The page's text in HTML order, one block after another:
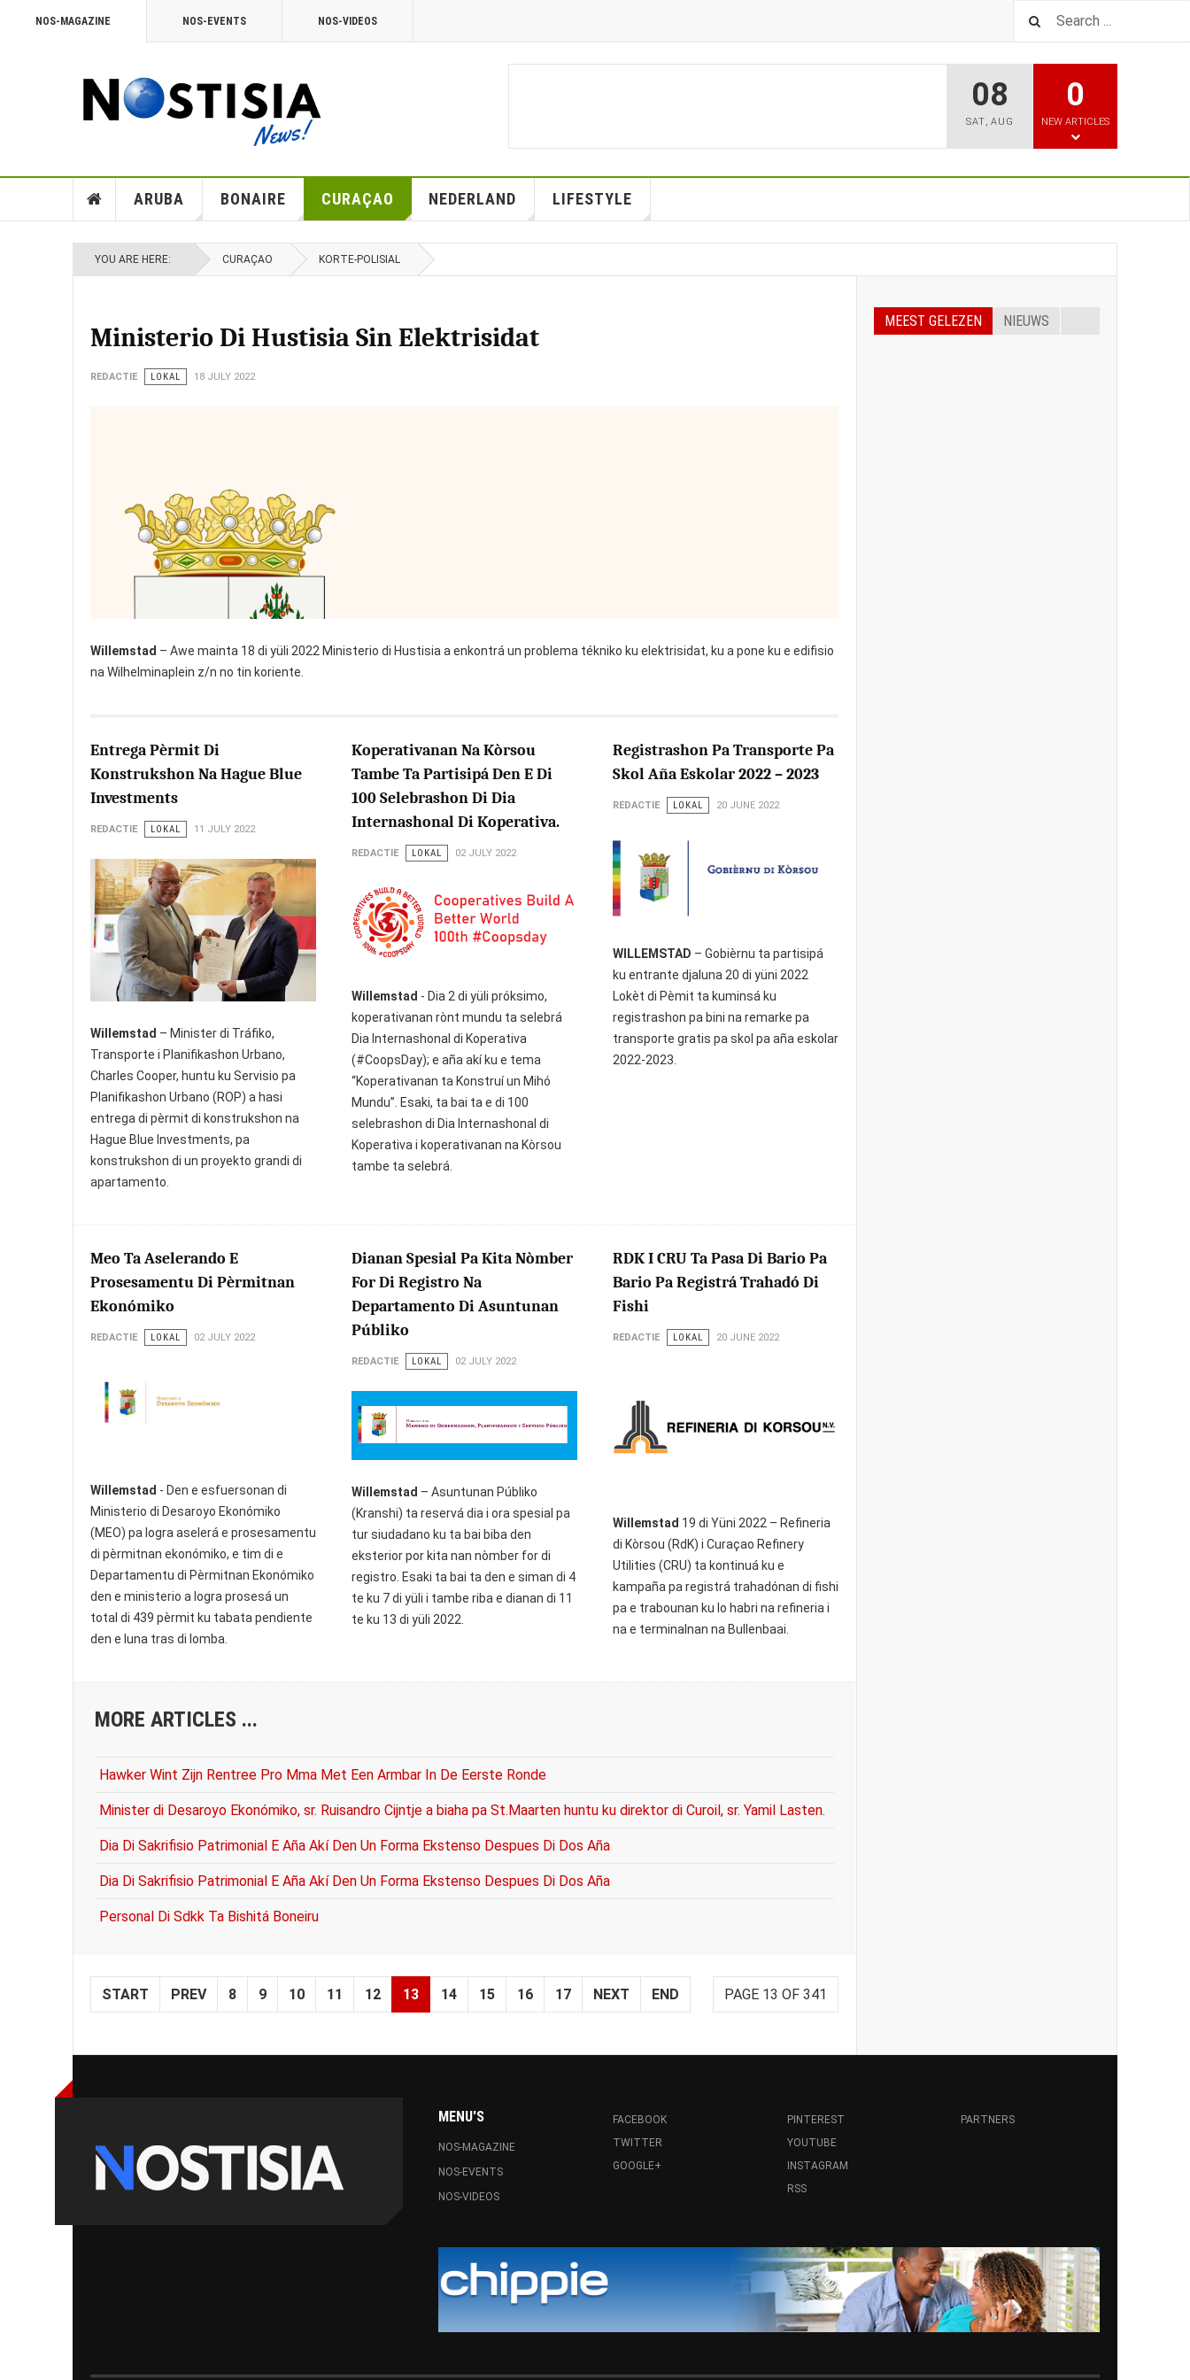
NOS-MAGAZINE NOS-EVENTS NOS-VIDEOS
08
SAT, AUG
0
NEW ARTICLES
ARUBA BONAIRE CURAÇAO NEDERLAND LIFESTYLE
YOU ARE HERE: CURAÇAO KORTE-POLISIAL
Ministerio Di Hustisia Sin Elektrisidat
REDACTIE LOKAL 18 JULY 2022
Willemstad – Awe mainta 18 di yüli 2022 Ministerio di Hustisia a enkontrá un problema tékniko ku elektrisidat, ku a pone ku e edifisio
na Wilhelminaplein z/n no tin koriente.
Entrega Pèrmit Di
Konstrukshon Na Hague Blue
Investments
REDACTIE LOKAL 11 JULY 2022
Willemstad – Minister di Tráfiko,
Transporte i Planifikashon Urbano,
Charles Cooper, huntu ku Servisio pa
Planifikashon Urbano (ROP) a hasi
entrega di pèrmit di konstrukshon na
Hague Blue Investments, pa
konstrukshon di un proyekto grandi di
apartamento.
Koperativanan Na Kòrsou
Tambe Ta Partisipá Den E Di
100 Selebrashon Di Dia
Internashonal Di Koperativa.
REDACTIE LOKAL 02 JULY 2022
Willemstad - Dia 2 di yüli próksimo,
koperativanan rònt mundu ta selebrá
Dia Internashonal di Koperativa
(#CoopsDay); e aña akí ku e tema
“Koperativanan ta Konstruí un Mihó
Mundu”. Esaki, ta bai ta e di 100
selebrashon di Dia Internashonal di
Koperativa i koperativanan na Kòrsou
tambe ta selebrá.
Registrashon Pa Transporte Pa
Skol Aña Eskolar 2022 – 2023
REDACTIE LOKAL 20 JUNE 2022
WILLEMSTAD – Gobièrnu ta partisipá
ku entrante djaluna 20 di yüni 2022
Lokèt di Pèmit ta kuminsá ku
registrashon pa bini na remarke pa
transporte gratis pa skol pa aña eskolar
2022-2023.
Meo Ta Aselerando E
Prosesamentu Di Pèrmitnan
Ekonómiko
REDACTIE LOKAL 02 JULY 2022
Willemstad - Den e esfuersonan di
Ministerio di Desaroyo Ekonómiko
(MEO) pa logra aselerá e prosesamentu
di pèrmitnan ekonómiko, e tim di e
Departamentu di Pèrmitnan Ekonómiko
den e ministerio a logra prosesá un
total di 439 pèrmit ku tabata pendiente
den e luna tras di lomba.
Dianan Spesial Pa Kita Nòmber
For Di Registro Na
Departamento Di Asuntunan
Públiko
REDACTIE LOKAL 02 JULY 2022
Willemstad – Asuntunan Públiko
(Kranshi) ta reservá dia i ora spesial pa
tur siudadano ku ta bai biba den
eksterior por kita nan nòmber for di
registro. Esaki ta bai ta den e siman di 4
te ku 7 di yüli i tambe riba e dianan di 11
te ku 13 di yüli 2022.
RDK I CRU Ta Pasa Di Bario Pa
Bario Pa Registrá Trahadó Di
Fishi
REDACTIE LOKAL 20 JUNE 2022
Willemstad 19 di Yüni 2022 – Refineria
di Kòrsou (RdK) i Curaçao Refinery
Utilities (CRU) ta kontinuá ku e
kampaña pa registrá trahadónan di fishi
pa e trabounan ku lo habri na refineria i
na e terminalnan na Bullenbaai.
MORE ARTICLES ...
Hawker Wint Zijn Rentree Pro Mma Met Een Armbar In De Eerste Ronde
Minister di Desaroyo Ekonómiko, sr. Ruisandro Cijntje a biaha pa St.Maarten huntu ku direktor di Curoil, sr. Yamil Lasten.
Dia Di Sakrifisio Patrimonial E Aña Akí Den Un Forma Ekstenso Despues Di Dos Aña
Dia Di Sakrifisio Patrimonial E Aña Akí Den Un Forma Ekstenso Despues Di Dos Aña
Personal Di Sdkk Ta Bishitá Boneiru
PAGE 13 OF 341
START PREV 8 9 10 11 12 13 14 15 16 17 NEXT END
MEEST GELEZEN NIEUWS
MENU'S
NOS-MAGAZINE
NOS-EVENTS
NOS-VIDEOS
FACEBOOK
TWITTER
GOOGLE+
PINTEREST
YOUTUBE
INSTAGRAM
RSS
PARTNERS